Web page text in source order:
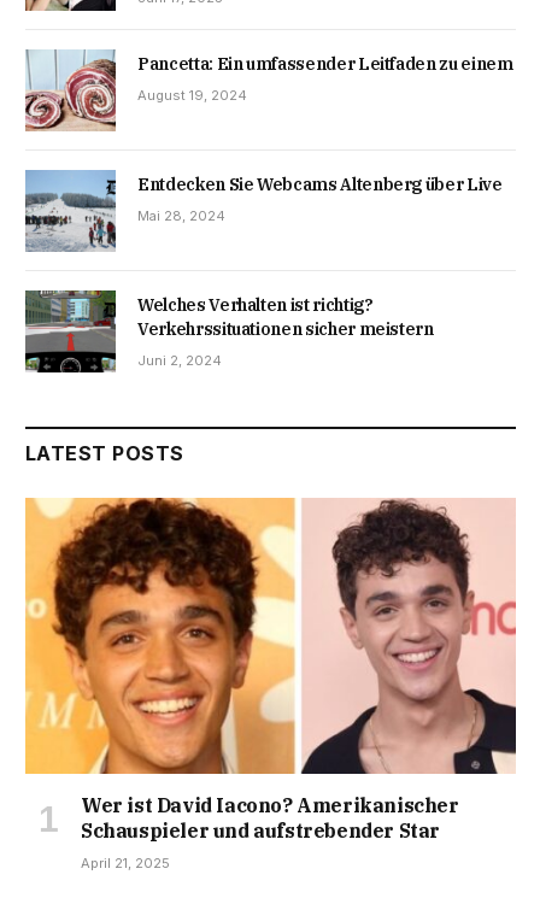
Pancetta: Ein umfassender Leitfaden zu einem
August 19, 2024
Entdecken Sie Webcams Altenberg über Live
Mai 28, 2024
Welches Verhalten ist richtig?
Verkehrssituationen sicher meistern
Juni 2, 2024
LATEST POSTS
Wer ist David Iacono? Amerikanischer
Schauspieler und aufstrebender Star
April 21, 2025